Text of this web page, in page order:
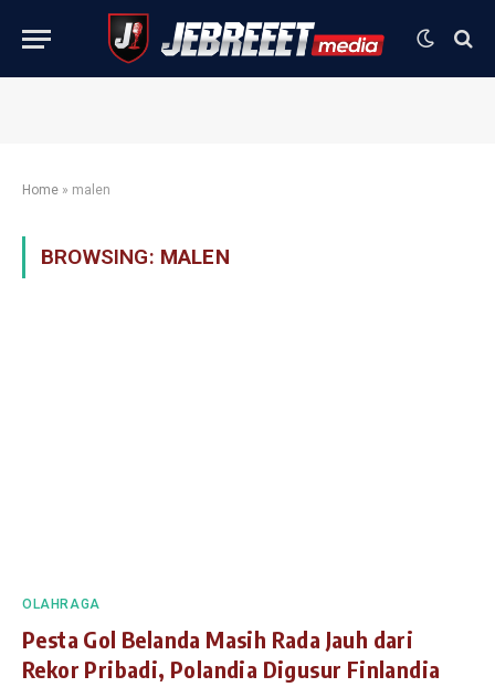
Home » malen
BROWSING: MALEN
OLAHRAGA
Pesta Gol Belanda Masih Rada Jauh dari
Rekor Pribadi, Polandia Digusur Finlandia